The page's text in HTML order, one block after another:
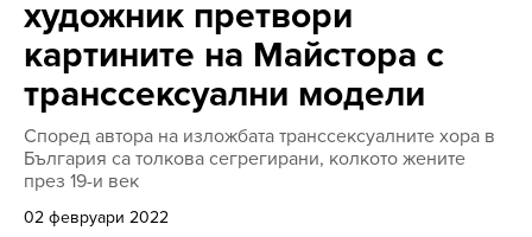
художник претвори
картините на Майстора с
транссексуални модели
Според автора на изложбата транссексуалните хора в
България са толкова сегрегирани, колкото жените
през 19-и век
02 февруари 2022